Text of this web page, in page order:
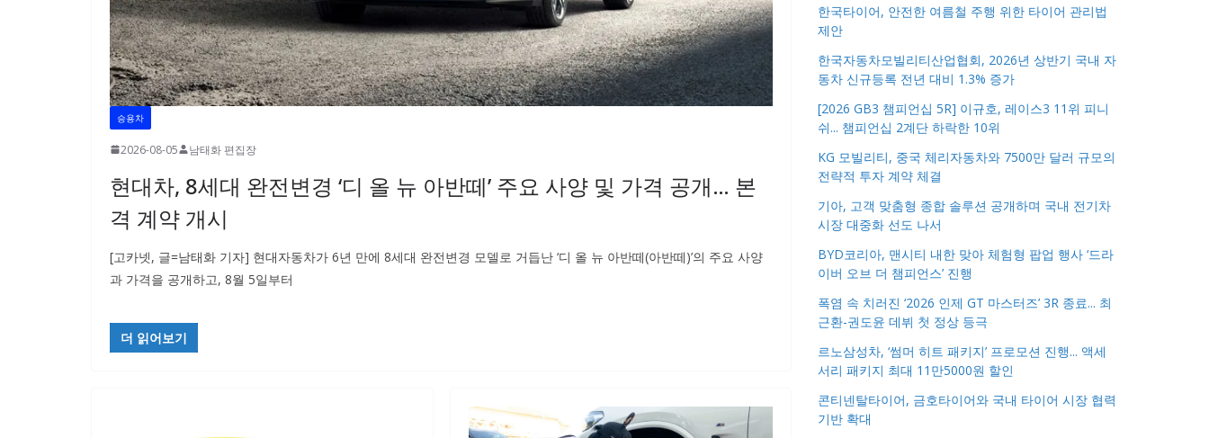
승용차
2026-08-05 남태화 편집장
현대차, 8세대 완전변경 ‘디 올 뉴 아반떼’ 주요 사양 및 가격 공개… 본
격 계약 개시
[고카넷, 글=남태화 기자] 현대자동차가 6년 만에 8세대 완전변경 모델로 거듭난 ‘디 올 뉴 아반떼(아반떼)’의 주요 사양
과 가격을 공개하고, 8월 5일부터
더 읽어보기
한국타이어, 안전한 여름철 주행 위한 타이어 관리법
제안
한국자동차모빌리티산업협회, 2026년 상반기 국내 자
동차 신규등록 전년 대비 1.3% 증가
[2026 GB3 챔피언십 5R] 이규호, 레이스3 11위 피니
쉬... 챔피언십 2계단 하락한 10위
KG 모빌리티, 중국 체리자동차와 7500만 달러 규모의
전략적 투자 계약 체결
기아, 고객 맞춤형 종합 솔루션 공개하며 국내 전기차
시장 대중화 선도 나서
BYD코리아, 맨시티 내한 맞아 체험형 팝업 행사 ‘드라
이버 오브 더 챔피언스’ 진행
폭염 속 치러진 ‘2026 인제 GT 마스터즈’ 3R 종료... 최
근환-권도윤 데뷔 첫 정상 등극
르노삼성차, ‘썸머 히트 패키지’ 프로모션 진행... 액세
서리 패키지 최대 11만5000원 할인
콘티넨탈타이어, 금호타이어와 국내 타이어 시장 협력
기반 확대